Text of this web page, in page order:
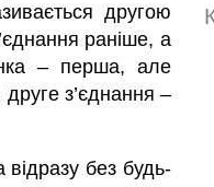
другою
раніше, а
– перша, але
з’єднання –
відразу без будь-